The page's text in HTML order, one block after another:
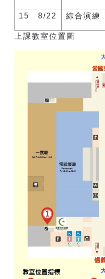
15 8/22 綜合演練
上課教室位置圖